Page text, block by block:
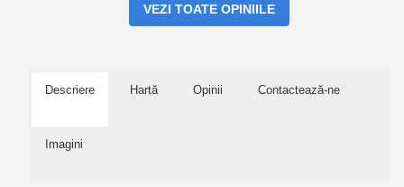
VEZI TOATE OPINIILE
Descriere Hartă Opinii Contactează-ne
Imagini